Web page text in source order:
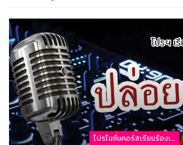
โปรโมชั่นคอร์สเรียนร้องเพลง